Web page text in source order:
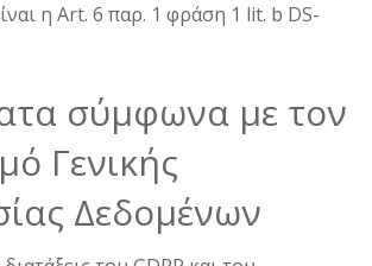
η Art. 6 παρ. 1 φράση 1 lit. b DS-
σύμφωνα με τον
Γενικής
Δεδομένων